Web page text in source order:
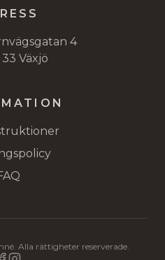
4
Växjö
Alla rättigheter reserverade.